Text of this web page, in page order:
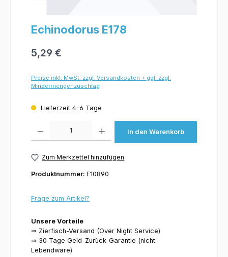
Echinodorus E178
5,29 €
Preise inkl. MwSt. zzgl. Versandkosten + ggf. zzgl.
Mindermengenzuschlag
Lieferzeit 4-6 Tage
In den Warenkorb
Zum Merkzettel hinzufügen
Produktnummer: E10890
Frage zum Artikel?
Unsere Vorteile
⇒ Zierfisch-Versand (Over Night Service)
⇒ 30 Tage Geld-Zurück-Garantie (nicht
Lebendware)